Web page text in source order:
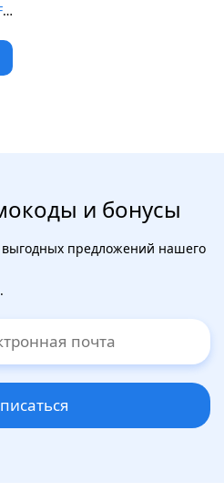
Генератор дизельный BAFF DG 8000 EC
и бонусы
предложений нашего